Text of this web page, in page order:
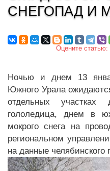
СНЕГОПАД И
Оцените статью:
Ночью и днем 13
Южного Урала
отдельных участках
гололедица, днем в
мокрого снега на
региональном
на данные челябинского